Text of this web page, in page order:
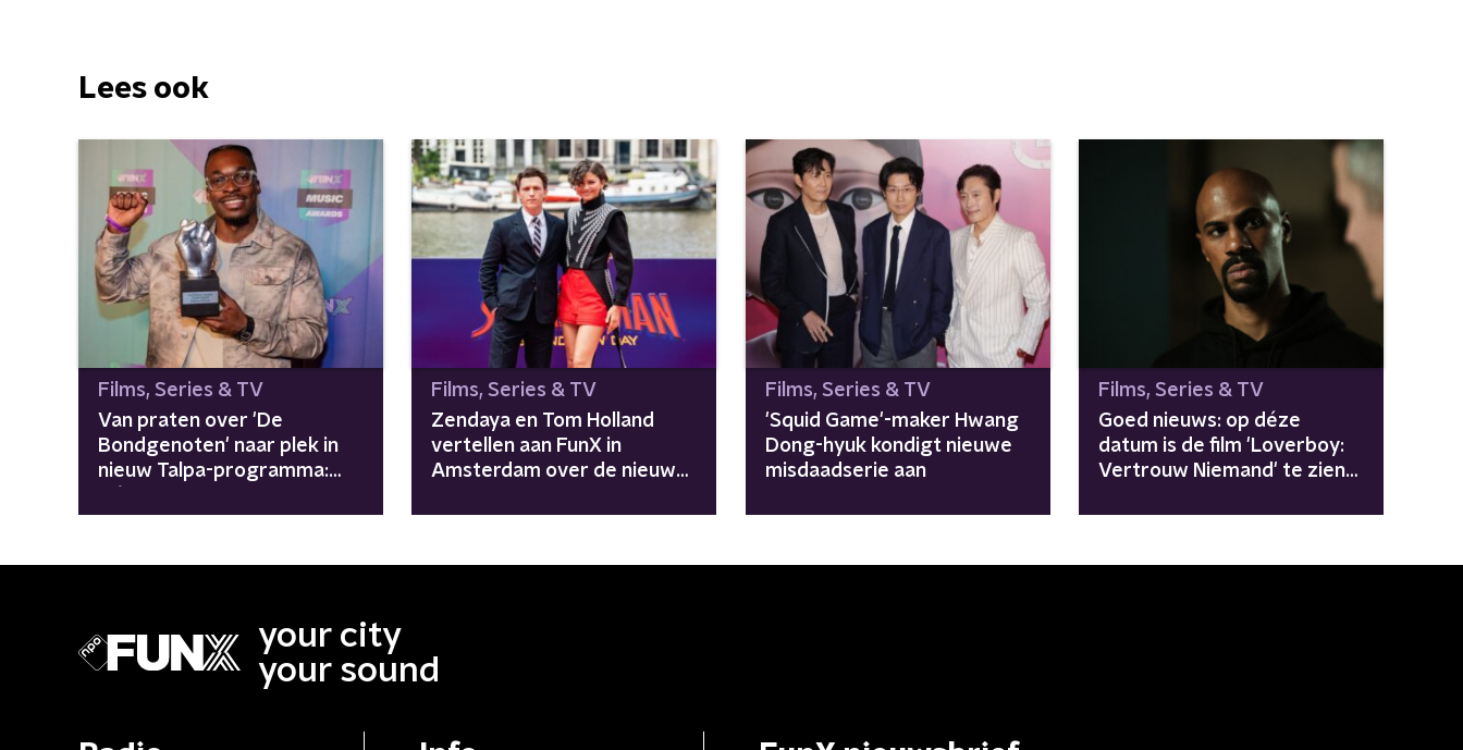
Lees ook
Films, Series & TV
Van praten over 'De
Bondgenoten' naar plek in
nieuw Talpa-programma:
lukken
Films, Series & TV
Zendaya en Tom Holland
vertellen aan FunX in
Amsterdam over de nieuwe
Films, Series & TV
'Squid Game'-maker Hwang
Dong-hyuk kondigt nieuwe
misdaadserie aan
Films, Series & TV
Goed nieuws: op déze
datum is de film 'Loverboy:
Vertrouw Niemand' te zien
your city
your sound